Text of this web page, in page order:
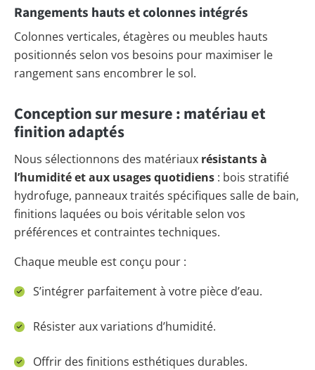
Rangements hauts et colonnes intégrés
Colonnes verticales, étagères ou meubles hauts
positionnés selon vos besoins pour maximiser le
rangement sans encombrer le sol.
Conception sur mesure : matériau et
finition adaptés
Nous sélectionnons des matériaux résistants à
l’humidité et aux usages quotidiens : bois stratifié
hydrofuge, panneaux traités spécifiques salle de bain,
finitions laquées ou bois véritable selon vos
préférences et contraintes techniques.
Chaque meuble est conçu pour :
S’intégrer parfaitement à votre pièce d’eau.
Résister aux variations d’humidité.
Offrir des finitions esthétiques durables.